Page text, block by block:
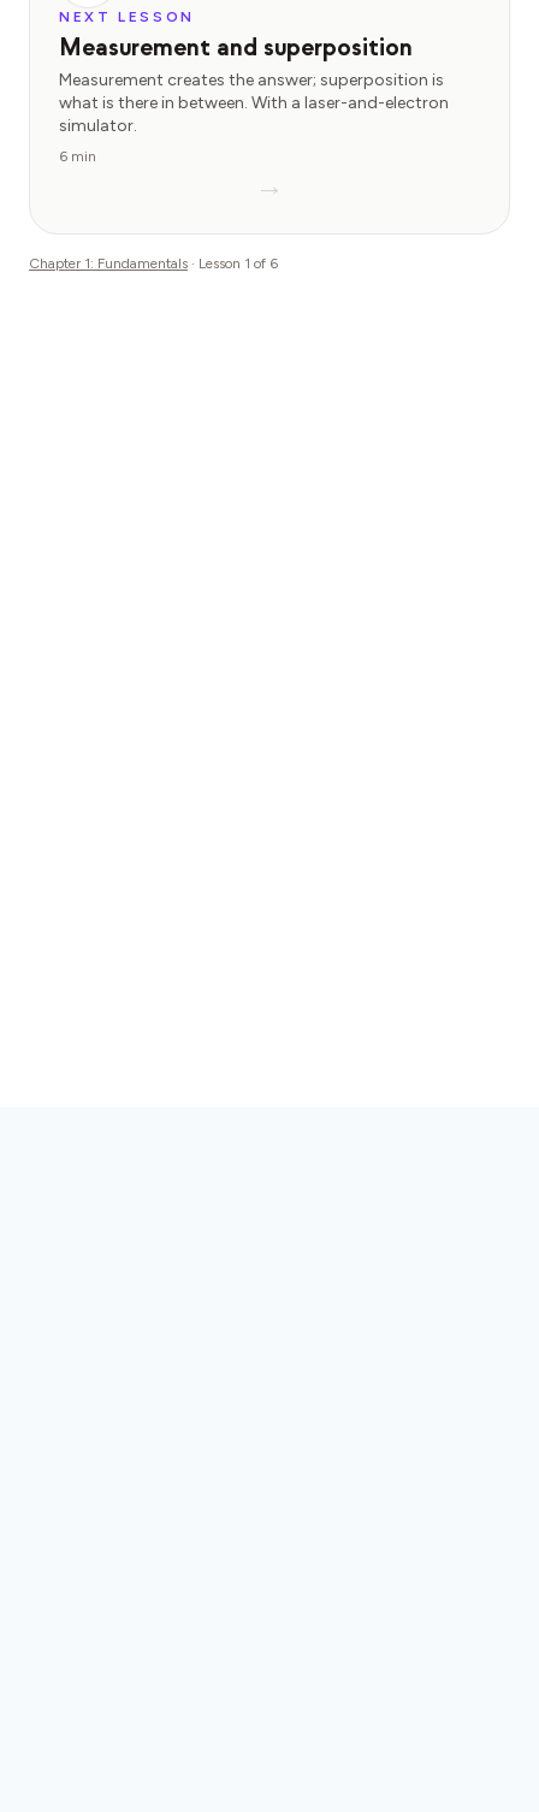
NEXT LESSON
Measurement and superposition
Measurement creates the answer; superposition is
what is there in between. With a laser-and-electron
simulator.
6 min
→
Chapter 1: Fundamentals · Lesson 1 of 6